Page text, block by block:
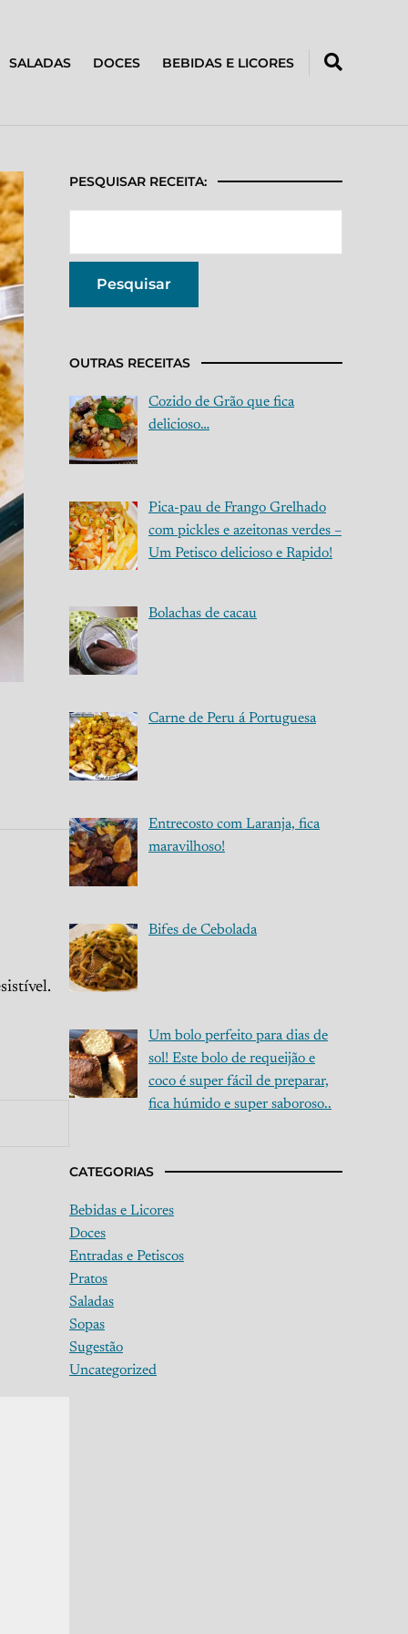
SALADAS DOCES BEBIDAS E LICORES
PESQUISAR RECEITA:
OUTRAS RECEITAS
Cozido de Grão que fica
delicioso…
Pica-pau de Frango Grelhado
com pickles e azeitonas verdes –
Um Petisco delicioso e Rapido!
Bolachas de cacau
Carne de Peru á Portuguesa
Entrecosto com Laranja, fica
maravilhoso!
Bifes de Cebolada
Um bolo perfeito para dias de
sol! Este bolo de requeijão e
coco é super fácil de preparar,
fica húmido e super saboroso..
CATEGORIAS
Bebidas e Licores
Doces
Entradas e Petiscos
Pratos
Saladas
Sopas
Sugestão
Uncategorized